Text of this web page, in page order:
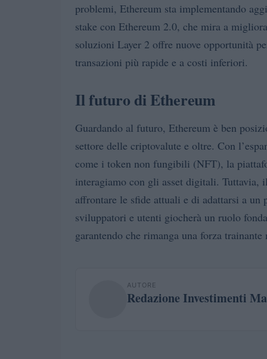
problemi, Ethereum sta implementando
stake con Ethereum 2.0, che mira a
soluzioni Layer 2 offre nuove opportunità
transazioni più rapide e a costi inferiori.
Il futuro di Ethereum
Guardando al futuro, Ethereum è ben
settore delle criptovalute e oltre. Con
come i token non fungibili (NFT), la
interagiamo con gli asset digitali. Tuttavia,
affrontare le sfide attuali e di adattarsi a
sviluppatori e utenti giocherà un ruolo
garantendo che rimanga una forza
AUTORE
Redazione Investimenti